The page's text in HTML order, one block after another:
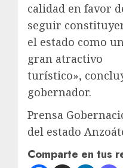
calidad en favor
seguir
el estado como
gran atractivo
turístico»,
gobernador.
Prensa
del estado
Comparte en tus